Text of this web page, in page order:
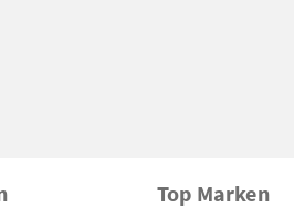
Top Marken